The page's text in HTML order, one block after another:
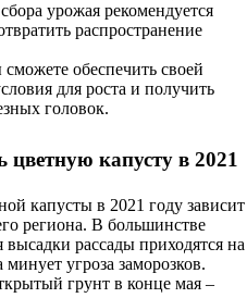
урожая рекомендуется
распространение
обеспечить своей
для роста и получить
головок.
цветную капусту в 2021
капусты в 2021 году зависит
региона. В большинстве
рассады приходятся на
угроза заморозков.
грунт в конце мая –